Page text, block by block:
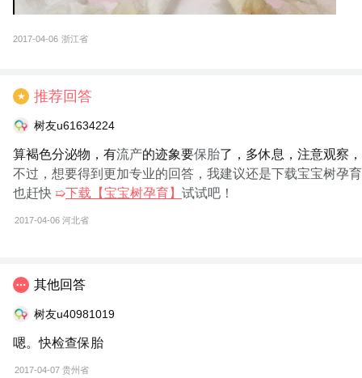
2017-04-06 浙江省
★ 推荐回答
树友u61634224
算褐色分泌物，有流产的迹象要保胎了，多休息，注意观察
不过，想要得到更加专业的回答，我建议还是下载宝宝树孕
也赶快 ➯下载【宝宝树孕育】 试试吧！
2017-04-06 河北省
其他回答
树友u40981019
嗯。快检查保胎
2017-04-07 贵州省